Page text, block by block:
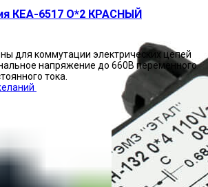
КЕА-6517 О*2 КРАСНЫЙ
для коммутации электрических цепей
напряжение до 660В переменного
тока.